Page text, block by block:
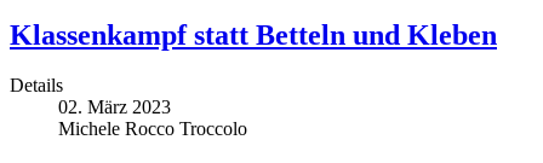
Klassenkampf statt Betteln und Kleben
Details
02. März 2023
Michele Rocco Troccolo